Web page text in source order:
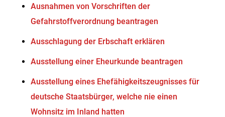
Ausnahmen von Vorschriften der
Gefahrstoffverordnung beantragen
Ausschlagung der Erbschaft erklären
Ausstellung einer Eheurkunde beantragen
Ausstellung eines Ehefähigkeitszeugnisses für
deutsche Staatsbürger, welche nie einen
Wohnsitz im Inland hatten